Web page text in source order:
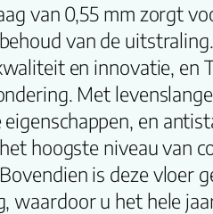
van 0,55 mm zorgt
van de
en innovatie, en
Met
en
hoogste niveau van
is deze vloer
waardoor u het hele